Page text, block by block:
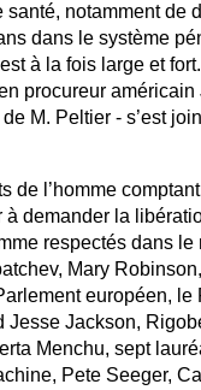
notamment de
dans le système
à la fois large et
procureur
M. Peltier - s’est
l’homme
demander la
respectés dans
Mary
européen,
Jackson,
Menchu, sept
Pete Seeger,